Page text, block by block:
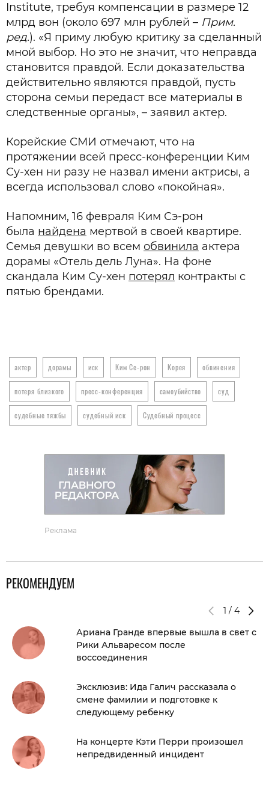
Institute, требуя компенсации в размере 12
млрд вон (около 697 млн рублей – Прим.
ред.). «Я приму любую критику за сделанный
мной выбор. Но это не значит, что неправда
становится правдой. Если доказательства
действительно являются правдой, пусть
сторона семьи передаст все материалы в
следственные органы», – заявил актер.
Корейские СМИ отмечают, что на
протяжении всей пресс-конференции Ким
Су-хен ни разу не назвал имени актрисы, а
всегда использовал слово «покойная».
Напомним, 16 февраля Ким Сэ-рон
была найдена мертвой в своей квартире.
Семья девушки во всем обвинила актера
дорамы «Отель дель Луна». На фоне
скандала Ким Су-хен потерял контракты с
пятью брендами.
актер дорамы иск Ким Се-рон Корея обвинения
потеря близкого пресс-конференция самоубийство суд
судебные тяжбы судебный иск Судебный процесс
Реклама
РЕКОМЕНДУЕМ
1 / 4
Ариана Гранде впервые вышла в свет с
Рики Альваресом после
воссоединения
Эксклюзив: Ида Галич рассказала о
смене фамилии и подготовке к
следующему ребенку
На концерте Кэти Перри произошел
непредвиденный инцидент